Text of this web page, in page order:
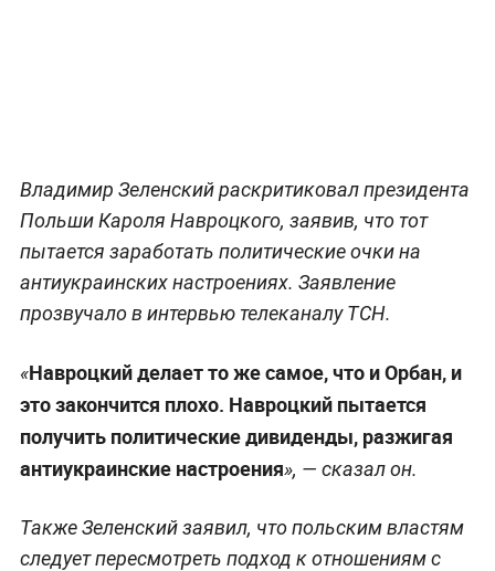
Владимир Зеленский раскритиковал президента
Польши Кароля Навроцкого, заявив, что тот
пытается заработать политические очки на
антиукраинских настроениях. Заявление
прозвучало в интервью телеканалу TCH.
«Навроцкий делает то же самое, что и Орбан, и
это закончится плохо. Навроцкий пытается
получить политические дивиденды, разжигая
антиукраинские настроения», — сказал он.
Также Зеленский заявил, что польским властям
следует пересмотреть подход к отношениям с